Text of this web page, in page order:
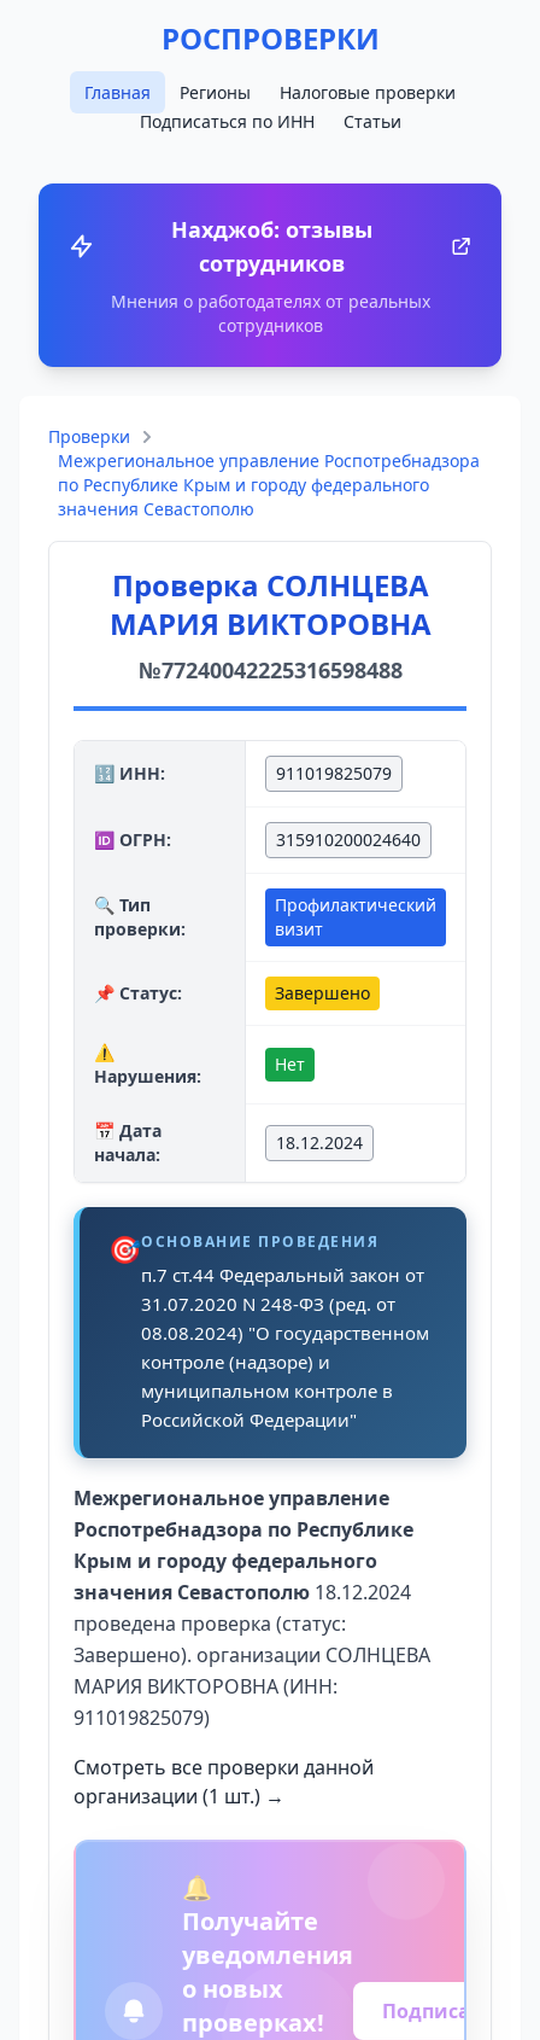
РОСПРОВЕРКИ
Главная Регионы
Налоговые проверки
Подписаться по ИНН
Статьи
Нахджоб: отзывы
сотрудников
Мнения о работодателях от реальных
сотрудников
Проверки
Межрегиональное управление Роспотребнадзора
по Республике Крым и городу федерального
значения Севастополю
Проверка СОЛНЦЕВА
МАРИЯ ВИКТОРОВНА
№77240042225316598488
🔢 ИНН: 911019825079
🆔 ОГРН: 315910200024640
🔍 Тип
проверки:
Профилактический
визит
📌 Статус: Завершено
⚠️
Нарушения:
Нет
📅 Дата
начала:
18.12.2024
🎯ОСНОВАНИЕ ПРОВЕДЕНИЯ
п.7 ст.44 Федеральный закон от
31.07.2020 N 248-ФЗ (ред. от
08.08.2024) "О государственном
контроле (надзоре) и
муниципальном контроле в
Российской Федерации"
Межрегиональное управление
Роспотребнадзора по Республике
Крым и городу федерального
значения Севастополю 18.12.2024
проведена проверка (статус:
Завершено). организации СОЛНЦЕВА
МАРИЯ ВИКТОРОВНА (ИНН:
911019825079)
Смотреть все проверки данной
организации (1 шт.) →
🔔
Получайте
уведомления
о новых
проверках!
Подписаться